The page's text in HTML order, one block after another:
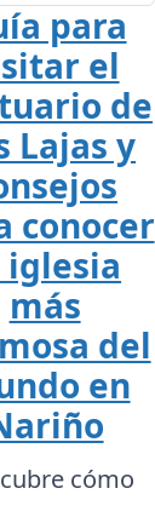
para
el
de
Lajas y
conocer
iglesia
más
del
en
cómo